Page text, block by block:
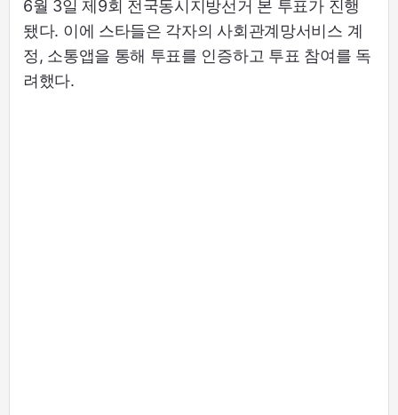
6월 3일 제9회 전국동시지방선거 본 투표가 진행
됐다. 이에 스타들은 각자의 사회관계망서비스 계
정, 소통앱을 통해 투표를 인증하고 투표 참여를 독
려했다.